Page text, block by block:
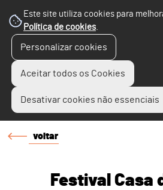
Este site utiliza cookies para
Política de cookies.
Personalizar cookies
Aceitar todos os Cookies
Desativar cookies não essenciais
voltar
Festival Casa